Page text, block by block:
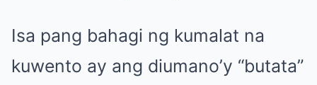
Isa pang bahagi ng kumalat na
kuwento ay ang diumano’y “butata”